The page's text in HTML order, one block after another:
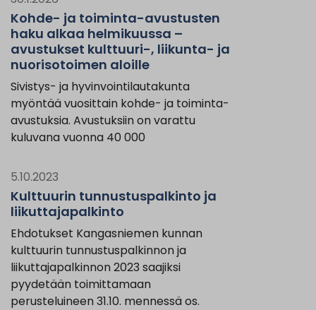
Kohde- ja toiminta-avustusten
haku alkaa helmikuussa –
avustukset kulttuuri-, liikunta- ja
nuorisotoimen aloille
Sivistys- ja hyvinvointilautakunta
myöntää vuosittain kohde- ja toiminta-
avustuksia. Avustuksiin on varattu
kuluvana vuonna 40 000
5.10.2023
Kulttuurin tunnustuspalkinto ja
liikuttajapalkinto
Ehdotukset Kangasniemen kunnan
kulttuurin tunnustuspalkinnon ja
liikuttajapalkinnon 2023 saajiksi
pyydetään toimittamaan
perusteluineen 31.10. mennessä os.